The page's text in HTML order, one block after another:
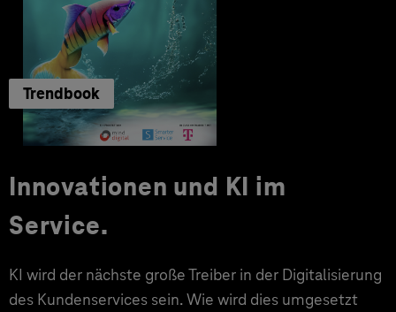
Trendbook
Innovationen und KI im
Service.
KI wird der nächste große Treiber in der Digitalisierung
des Kundenservices sein. Wie wird dies umgesetzt